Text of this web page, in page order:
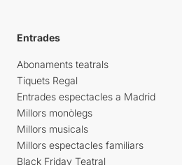
Entrades
Abonaments teatrals
Tiquets Regal
Entrades espectacles a Madrid
Millors monòlegs
Millors musicals
Millors espectacles familiars
Black Friday Teatral